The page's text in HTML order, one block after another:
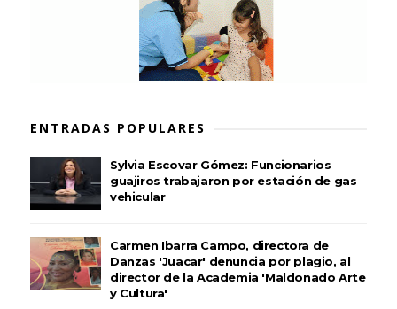
ENTRADAS POPULARES
Sylvia Escovar Gómez: Funcionarios
guajiros trabajaron por estación de gas
vehicular
Carmen Ibarra Campo, directora de
Danzas 'Juacar' denuncia por plagio, al
director de la Academia 'Maldonado Arte
y Cultura'